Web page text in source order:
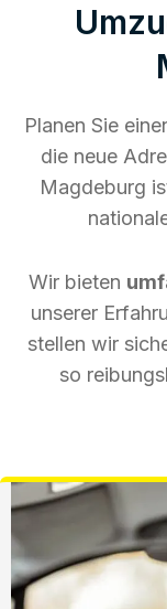
Planen Sie
die neue
Magdeburg
Wir bieten
unserer
stellen wir
so